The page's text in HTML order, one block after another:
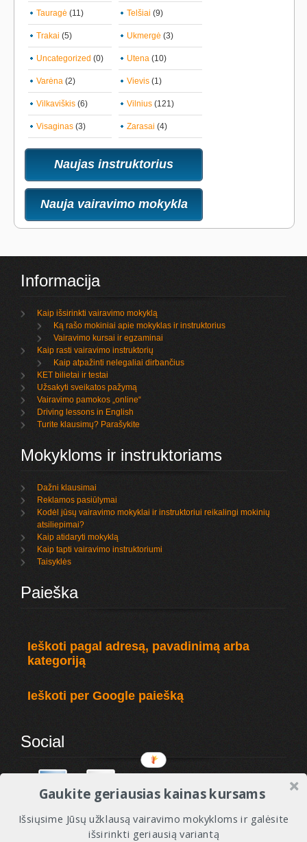
Tauragė (11) Telšiai (9)
Trakai (5) Ukmergė (3)
Uncategorized (0) Utena (10)
Varėna (2) Vievis (1)
Vilkaviškis (6) Vilnius (121)
Visaginas (3) Zarasai (4)
Naujas instruktorius
Nauja vairavimo mokykla
Informacija
Kaip išsirinkti vairavimo mokyklą
Ką rašo mokiniai apie mokyklas ir instruktorius
Vairavimo kursai ir egzaminai
Kaip rasti vairavimo instruktorių
Kaip atpažinti nelegaliai dirbančius
KET bilietai ir testai
Užsakyti sveikatos pažymą
Vairavimo pamokos „online“
Driving lessons in English
Turite klausimų? Parašykite
Mokykloms ir instruktoriams
Dažni klausimai
Reklamos pasiūlymai
Kodėl jūsų vairavimo mokyklai ir instruktoriui reikalingi mokinių
atsiliepimai?
Kaip atidaryti mokyklą
Kaip tapti vairavimo instruktoriumi
Taisyklės
Paieška
Ieškoti pagal adresą, pavadinimą arba
kategoriją
Ieškoti per Google paiešką
Social
Gaukite geriausias kainas kursams
Išsiųsime Jūsų užklausą vairavimo mokykloms ir galėsite
išsirinkti geriausią variantą